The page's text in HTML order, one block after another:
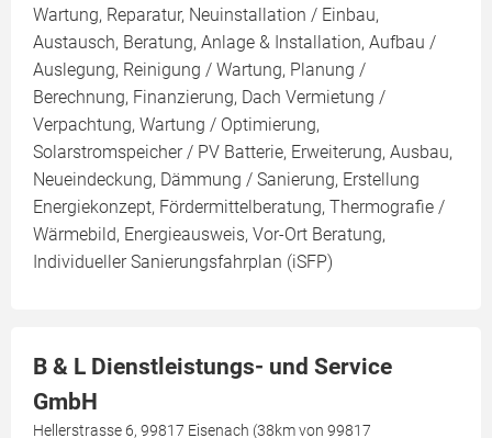
Wartung, Reparatur, Neuinstallation / Einbau,
Austausch, Beratung, Anlage & Installation, Aufbau /
Auslegung, Reinigung / Wartung, Planung /
Berechnung, Finanzierung, Dach Vermietung /
Verpachtung, Wartung / Optimierung,
Solarstromspeicher / PV Batterie, Erweiterung, Ausbau,
Neueindeckung, Dämmung / Sanierung, Erstellung
Energiekonzept, Fördermittelberatung, Thermografie /
Wärmebild, Energieausweis, Vor-Ort Beratung,
Individueller Sanierungsfahrplan (iSFP)
B & L Dienstleistungs- und Service
GmbH
Hellerstrasse 6, 99817 Eisenach (38km von 99817